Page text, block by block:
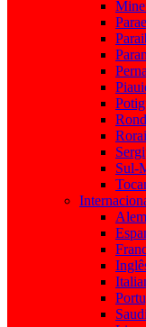
Sul-